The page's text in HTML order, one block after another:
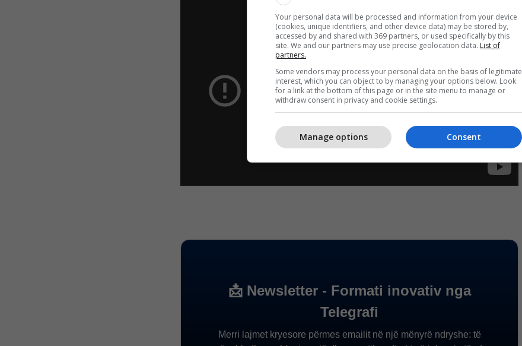
Your personal data will be processed and information from your device
(cookies, unique identifiers, and other device data) may be stored by,
accessed by and shared with 369 partners, or used specifically by this
site. We and our partners may use precise geolocation data. List of
partners.
Some vendors may process your personal data on the basis of legitimate
interest, which you can object to by managing your options below. Look
for a link at the bottom of this page or in the site menu to manage or
withdraw consent in privacy and cookie settings.
Consent
Manage options